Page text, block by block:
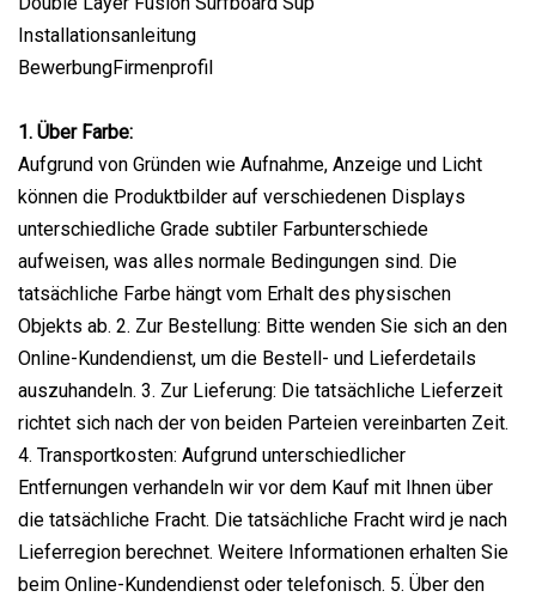
Installationsanleitung
BewerbungFirmenprofil
1. Über Farbe:
Aufgrund von Gründen wie Aufnahme, Anzeige und Licht
können die Produktbilder auf verschiedenen Displays
unterschiedliche Grade subtiler Farbunterschiede
aufweisen, was alles normale Bedingungen sind. Die
tatsächliche Farbe hängt vom Erhalt des physischen
Objekts ab. 2. Zur Bestellung: Bitte wenden Sie sich an den
Online-Kundendienst, um die Bestell- und Lieferdetails
auszuhandeln. 3. Zur Lieferung: Die tatsächliche Lieferzeit
richtet sich nach der von beiden Parteien vereinbarten Zeit.
4. Transportkosten: Aufgrund unterschiedlicher
Entfernungen verhandeln wir vor dem Kauf mit Ihnen über
die tatsächliche Fracht. Die tatsächliche Fracht wird je nach
Lieferregion berechnet. Weitere Informationen erhalten Sie
beim Online-Kundendienst oder telefonisch. 5. Über den